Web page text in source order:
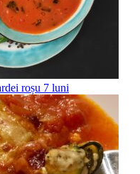
roșu 7 luni